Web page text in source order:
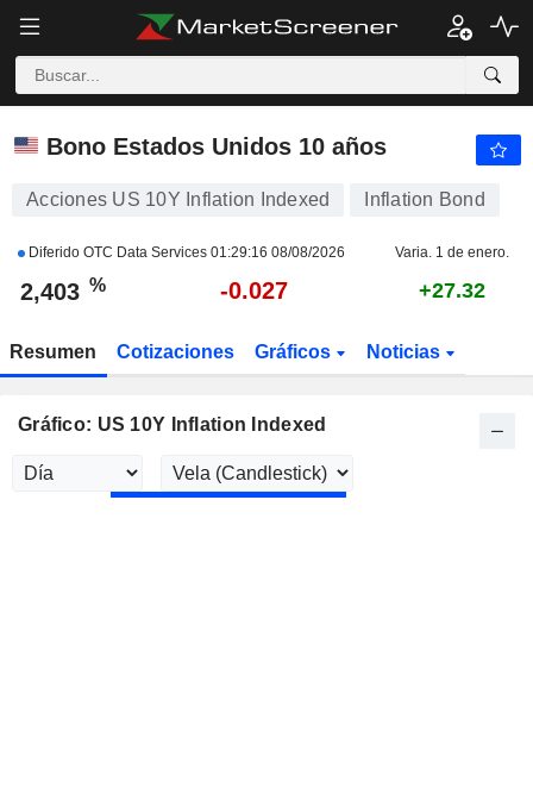
US 10Y INFLATION INDEXED
Bono Estados Unidos 10 años
Acciones US 10Y Inflation Indexed Inflation Bond
Diferido OTC Data Services 01:29:16 08/08/2026 Varia. 1 de enero.
2,403 % -0.027 +27.32
Resumen Cotizaciones Gráficos Noticias
Gráfico: US 10Y Inflation Indexed